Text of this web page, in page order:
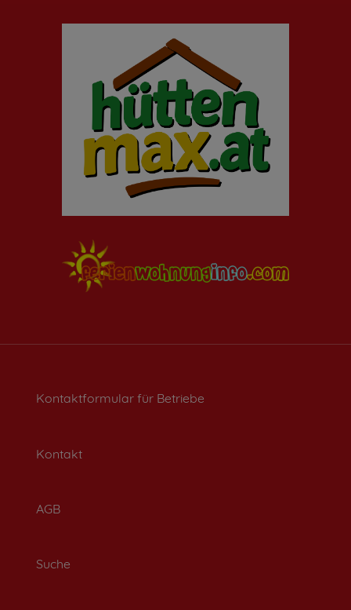
Kontaktformular für Betriebe
Kontakt
AGB
Suche